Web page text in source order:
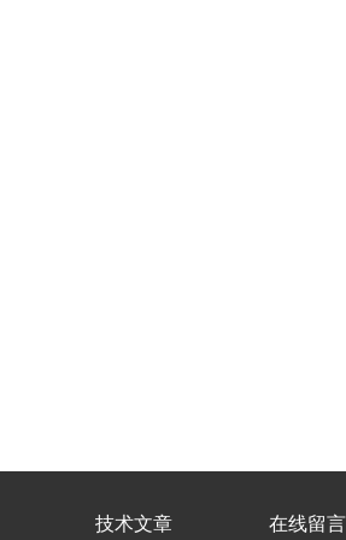
技术文章 在线留言